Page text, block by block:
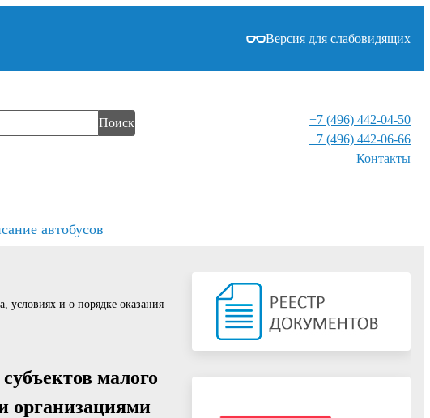
Версия для слабовидящих
Поиск
+7 (496) 442-04-50
+7 (496) 442-06-66
Контакты⁠
автобусов
условиях и о порядке оказания
малого
организациями